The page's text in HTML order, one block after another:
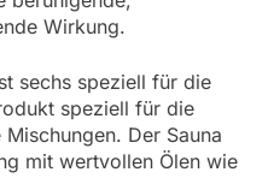
Wirkung.
sechs speziell für die
speziell für die
Der Sauna
mit wertvollen Ölen wie